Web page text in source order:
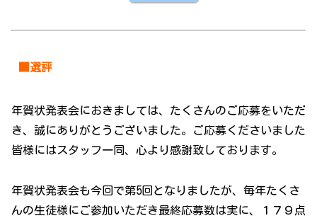
■選評
年賀状発表会におきましては、たくさんのご応募をいただ
き、誠にありがとうございました。ご応募くださいました
皆様にはスタッフ一同、心より感謝致しております。
年賀状発表会も今回で第5回となりましたが、毎年たくさ
んの生徒様にご参加いただき最終応募数は実に、１７９点